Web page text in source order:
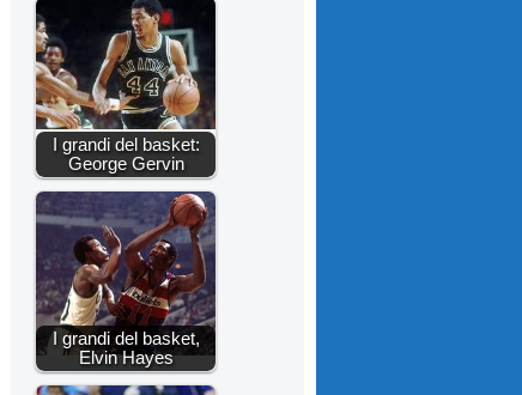
I grandi del basket:
George Gervin
I grandi del basket,
Elvin Hayes